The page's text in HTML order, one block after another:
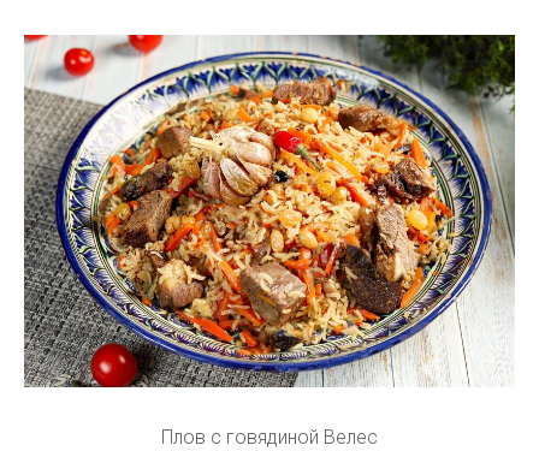
Плов с говядиной Велес